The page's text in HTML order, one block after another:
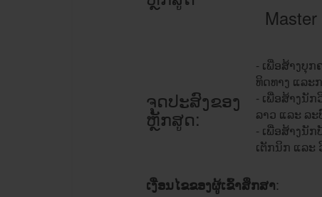
ຈຸດປະສົງຂອງ
ຫຼັກສູດ:
- ເພື່ອສ້າງ​ບຸ
ທິດ​ທາງ ​ແລະ​
- ເພື່ອ​ສ້າງ​ນັ
ລາວ ​ແລ​ະ ລ
- ເພື່ອ​ສ້າງ​ນັ
ເຕັກ​ນິກ ​ແລະ
ເງື່ອນ​ໄຂ​ຂອງຜູ້ເຂົ້າສຶກສາ: